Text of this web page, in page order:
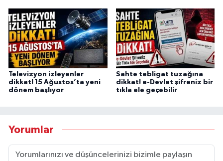
Televizyon izleyenler
dikkat! 15 Ağustos’ta yeni
dönem başlıyor
Sahte tebligat tuzağına
dikkat! e-Devlet şifreniz bir
tıkla ele geçebilir
Yorumlar